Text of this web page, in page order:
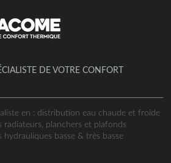
DE VOTRE CONFORT
en : distribution eau chaude et froide
radiateurs, planchers et plafonds
basse & très basse